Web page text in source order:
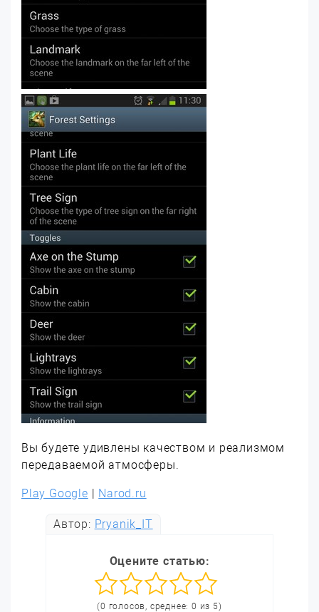
Вы будете удивлены качеством и реализмом
передаваемой атмосферы.
Play Google | Narod.ru
Автор: Pryanik_IT
Оцените статью:
(0 голосов, среднее: 0 из 5)